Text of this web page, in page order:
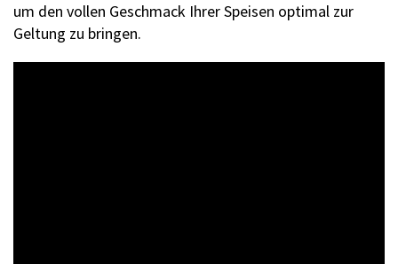
um den vollen Geschmack Ihrer Speisen optimal zur
Geltung zu bringen.